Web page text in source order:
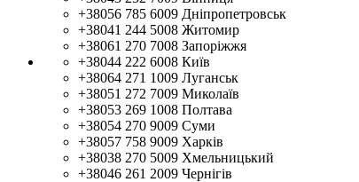
+38056 785 6009 Дніпропетровськ
+38041 244 5008 Житомир
+38061 270 7008 Запоріжжя
+38044 222 6008 Київ
+38064 271 1009 Луганськ
+38051 272 7009 Миколаїв
+38053 269 1008 Полтава
+38054 270 9009 Суми
+38057 758 9009 Харків
+38038 270 5009 Хмельницький
+38046 261 2009 Чернігів